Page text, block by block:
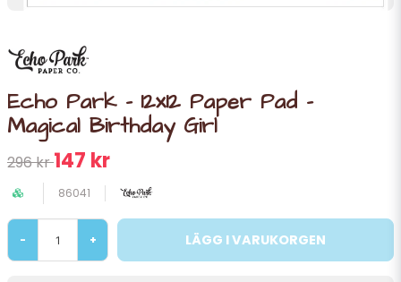
Echo Park - 12x12 Paper Pad -
Magical Birthday Girl
296 kr147 kr
86041
- + LÄGG I VARUKORGEN